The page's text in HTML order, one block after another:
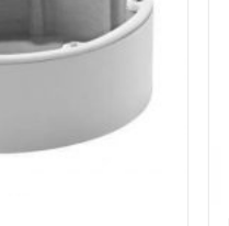
Hozzáadás a
kívánságlistához